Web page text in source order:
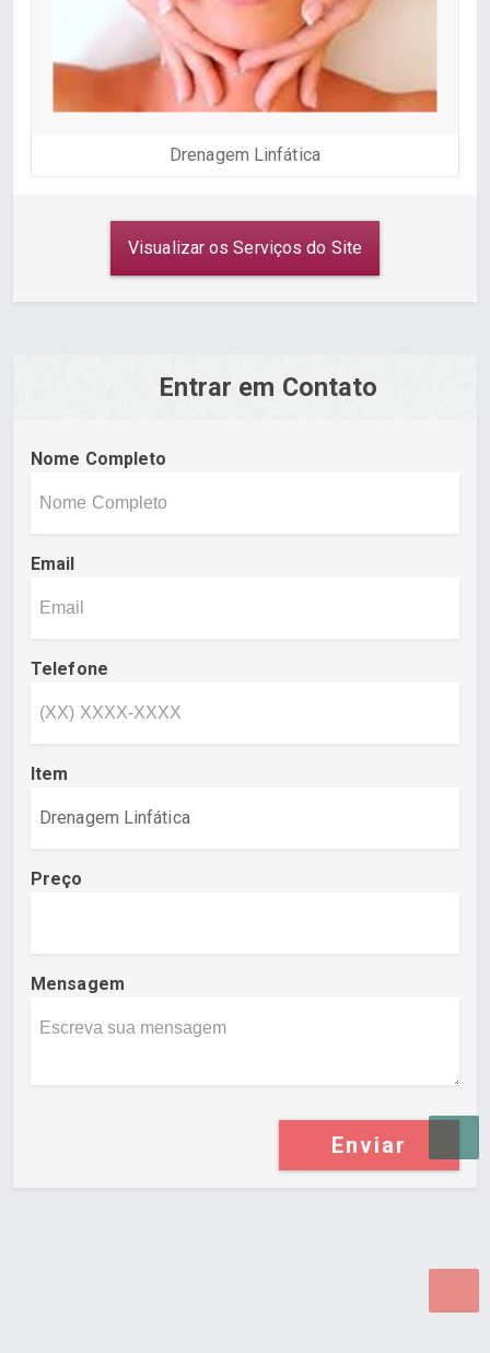
Drenagem Linfática
Visualizar os Serviços do Site
Entrar em Contato
Nome Completo
Email
Telefone
Item
Preço
Mensagem
Enviar